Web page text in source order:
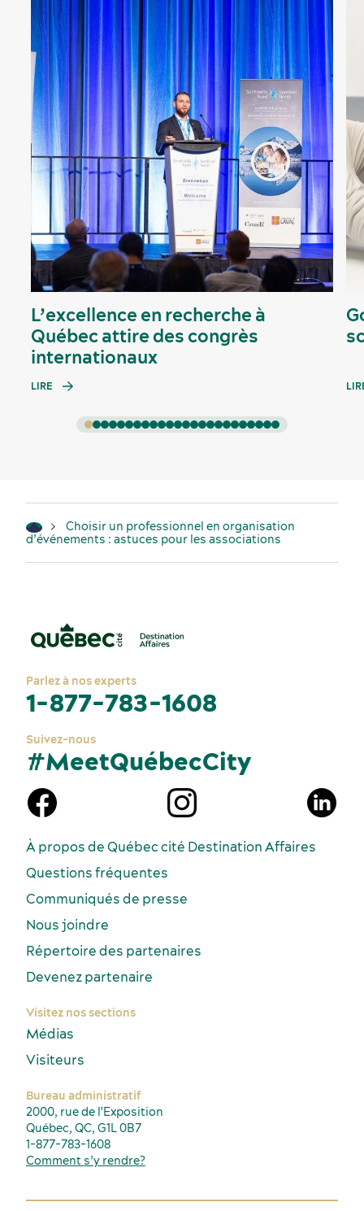
L’excellence en recherche à
Québec attire des congrès
internationaux
LIRE
Choisir un professionnel en organisation
d’événements : astuces pour les associations
Parlez à nos experts
1-877-783-1608
Suivez-nous
#MeetQuébecCity
À propos de Québec cité Destination Affaires
Questions fréquentes
Communiqués de presse
Nous joindre
Répertoire des partenaires
Devenez partenaire
Visitez nos sections
Médias
Visiteurs
Bureau administratif
2000, rue de l'Exposition
Québec, QC, G1L 0B7
1-877-783-1608
Comment s’y rendre?